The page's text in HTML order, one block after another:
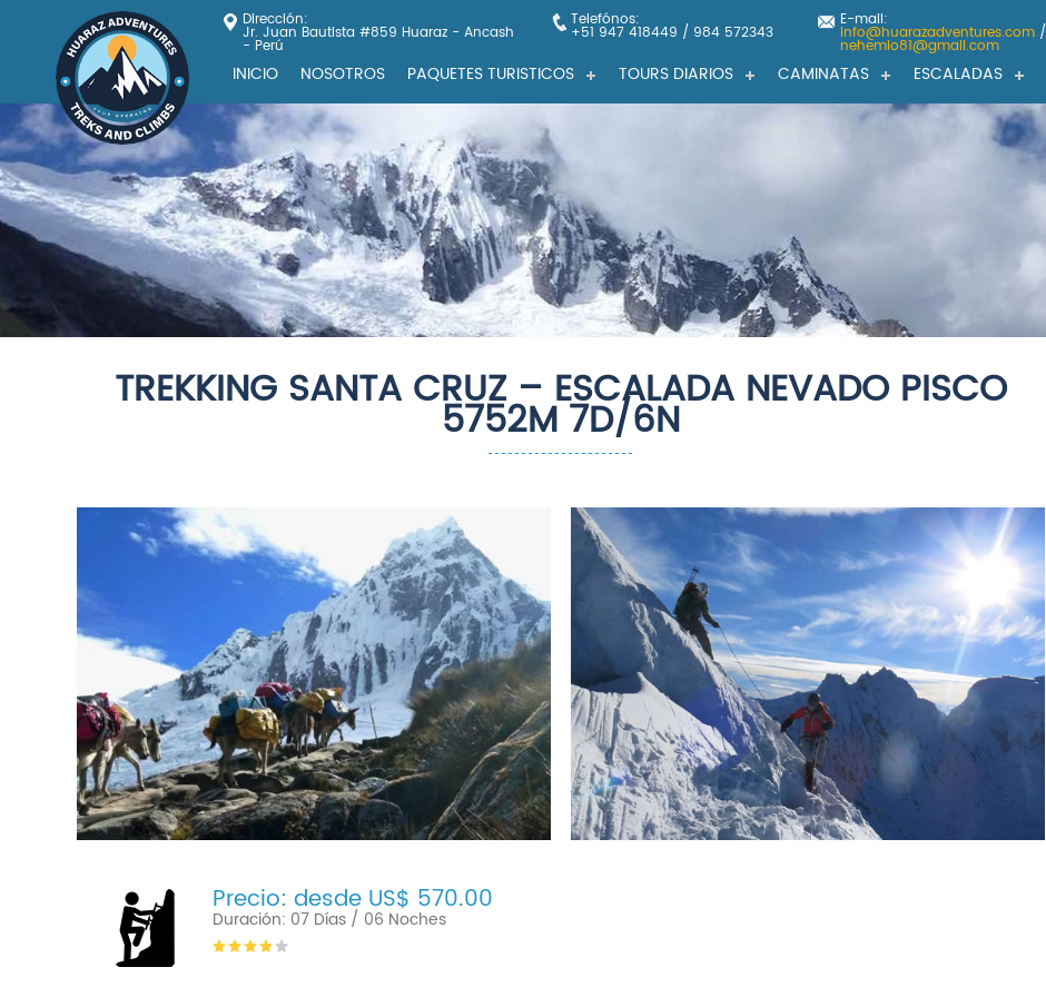
Dirección:
Jr. Juan Bautista #859 Huaraz - Ancash
- Perú
Telefónos:
+51 947 418449 / 984 572343
E-mail:
info@huarazadventures.com/
nehemio81@gmail.com
INICIO NOSOTROS PAQUETES TURISTICOS TOURS DIARIOS CAMINATAS ESCALADAS
TREKKING SANTA CRUZ – ESCALADA NEVADO PISCO
5752M 7D/6N
Precio: desde US$ 570.00
Duración: 07 Días / 06 Noches